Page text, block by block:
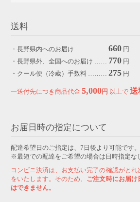
送料
・長野県内へのお届け ……………660 円
・長野県外、全国へのお届け …… 770 円
・クール便（冷蔵）手数料 ………275 円
一送付先につき商品代金5,000円 以上で送
お届日時の指定について
配達希望日のご指定は、7日後より可能です。
※最短での配達をご希望の場合は日時指定な
コンビニ決済は、お支払い完了の確認がとれ
をいたします。そのため、 ご注文時にお届け
はできません。